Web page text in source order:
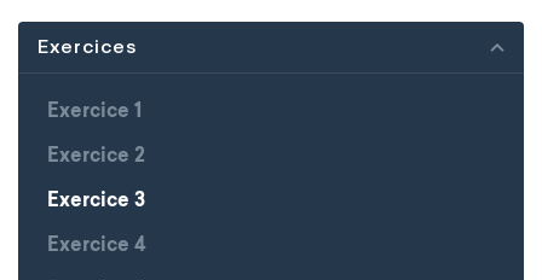
Exercices
Exercice 1
Exercice 2
Exercice 3
Exercice 4